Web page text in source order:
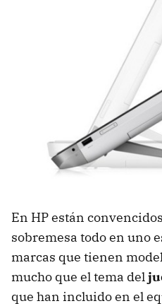
En HP están
sobremesa todo en uno
marcas que tienen
mucho que el tema del
que han incluido en el